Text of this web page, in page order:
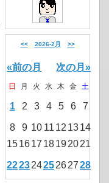
<< 2026-2月 >>
«前の月 次の月»
日 月 火 水 木 金 土
1 2 3 4 5 6 7
8 9 10 11 12 1314
151617 18192021
22232425262728